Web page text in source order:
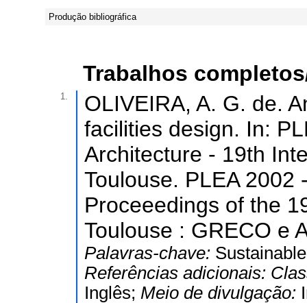
Produção bibliográfica
Trabalhos
1.
OLIVEIRA, A. G. de.
facilities design. In:
Architecture - 19th
Toulouse. PLEA 2002
Proceeedings of the
Toulouse : GRECO e
Palavras-chave:
Referências adicionais:
Inglês; Meio de divulgação: